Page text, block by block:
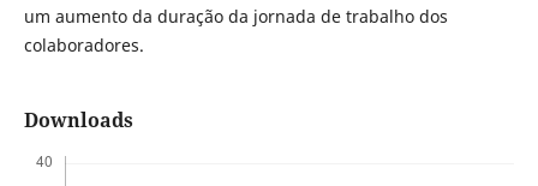
um aumento da duração da jornada de trabalho dos
colaboradores.
Downloads